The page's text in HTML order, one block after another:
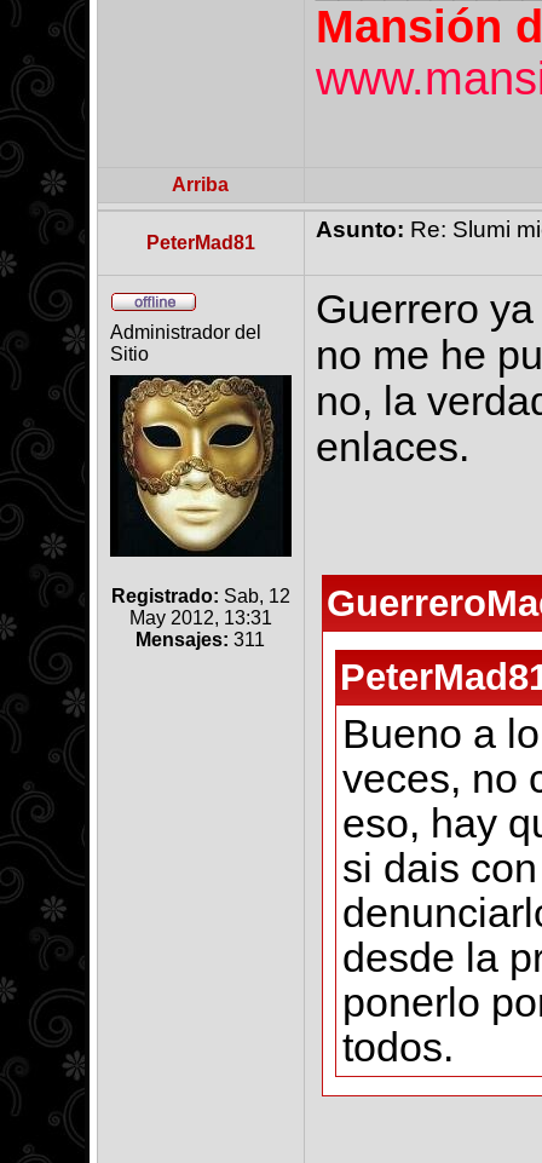
Mansión
Arriba
PeterMad81
Asunto: Re: Slumi
Administrador del
Sitio
Registrado: Sab, 12
May 2012, 13:31
Mensajes: 311
Guerrero
no me he
no, la
enlaces.
Bueno a
veces, no
eso, hay
si dais
desde la
ponerlo
todos.